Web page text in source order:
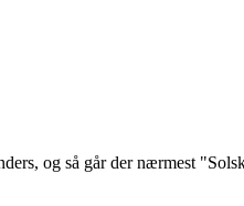
og så går der nærmest